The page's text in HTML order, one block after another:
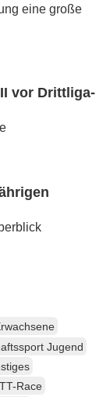
eine große
vor Drittliga-
Jugend
Race